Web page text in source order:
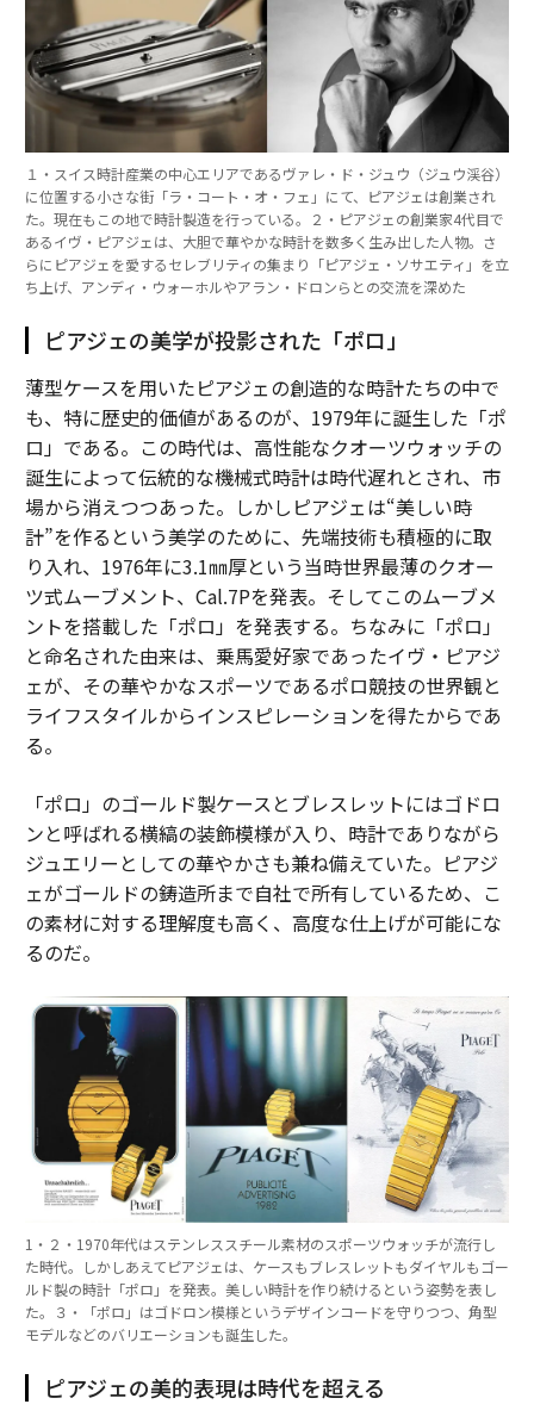
１・スイス時計産業の中心エリアであるヴァレ・ド・ジュウ（ジュウ渓谷）
に位置する小さな街「ラ・コート・オ・フェ」にて、ピアジェは創業され
た。現在もこの地で時計製造を行っている。２・ピアジェの創業家4代目で
あるイヴ・ピアジェは、大胆で華やかな時計を数多く生み出した人物。さ
らにピアジェを愛するセレブリティの集まり「ピアジェ・ソサエティ」を立
ち上げ、アンディ・ウォーホルやアラン・ドロンらとの交流を深めた
ピアジェの美学が投影された「ポロ」
薄型ケースを用いたピアジェの創造的な時計たちの中で
も、特に歴史的価値があるのが、1979年に誕生した「ポ
ロ」である。この時代は、高性能なクオーツウォッチの
誕生によって伝統的な機械式時計は時代遅れとされ、市
場から消えつつあった。しかしピアジェは“美しい時
計”を作るという美学のために、先端技術も積極的に取
り入れ、1976年に3.1㎜厚という当時世界最薄のクオー
ツ式ムーブメント、Cal.7Pを発表。そしてこのムーブメ
ントを搭載した「ポロ」を発表する。ちなみに「ポロ」
と命名された由来は、乗馬愛好家であったイヴ・ピアジ
ェが、その華やかなスポーツであるポロ競技の世界観と
ライフスタイルからインスピレーションを得たからであ
る。
「ポロ」のゴールド製ケースとブレスレットにはゴドロ
ンと呼ばれる横縞の装飾模様が入り、時計でありながら
ジュエリーとしての華やかさも兼ね備えていた。ピアジ
ェがゴールドの鋳造所まで自社で所有しているため、こ
の素材に対する理解度も高く、高度な仕上げが可能にな
るのだ。
1・２・1970年代はステンレススチール素材のスポーツウォッチが流行し
た時代。しかしあえてピアジェは、ケースもブレスレットもダイヤルもゴー
ルド製の時計「ポロ」を発表。美しい時計を作り続けるという姿勢を表し
た。３・「ポロ」はゴドロン模様というデザインコードを守りつつ、角型
モデルなどのバリエーションも誕生した。
ピアジェの美的表現は時代を超える